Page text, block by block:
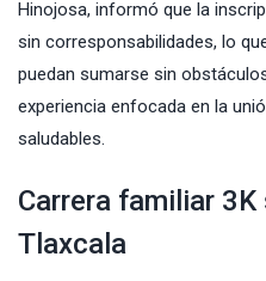
Hinojosa, informó que la
sin corresponsabilidades, lo
puedan sumarse sin
experiencia enfocada en la
saludables.
Carrera familiar
Tlaxcala